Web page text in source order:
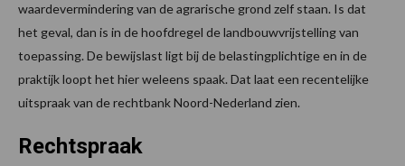
waardevermindering van de agrarische grond zelf staan. Is dat
het geval, dan is in de hoofdregel de landbouwvrijstelling van
toepassing. De bewijslast ligt bij de belastingplichtige en in de
praktijk loopt het hier weleens spaak. Dat laat een recentelijke
uitspraak van de rechtbank Noord-Nederland zien.
Rechtspraak